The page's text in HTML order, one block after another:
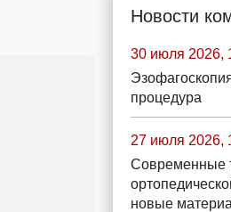
Новости
30 июля 2026,
процедура
27 июля 2026,
Современные
новые